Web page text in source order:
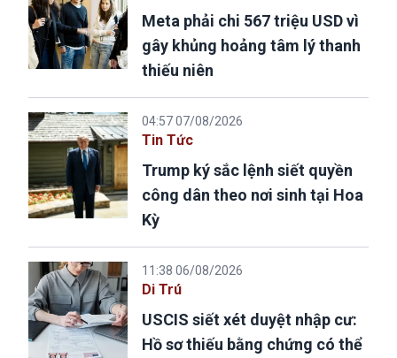
Meta phải chi 567 triệu USD vì
gây khủng hoảng tâm lý thanh
thiếu niên
04:57 07/08/2026
Tin Tức
Trump ký sắc lệnh siết quyền
công dân theo nơi sinh tại Hoa
Kỳ
11:38 06/08/2026
Di Trú
USCIS siết xét duyệt nhập cư:
Hồ sơ thiếu bằng chứng có thể